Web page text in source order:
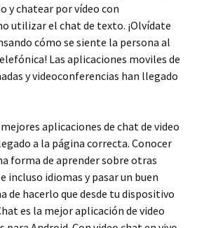
y chatear por vídeo con
utilizar el chat de texto. ¡Olvídate
cómo se siente la persona al
Las aplicaciones moviles de
y videoconferencias han llegado
aplicaciones de chat de video
a la página correcta. Conocer
forma de aprender sobre otras
incluso idiomas y pasar un buen
de hacerlo que desde tu dispositivo
es la mejor aplicación de video